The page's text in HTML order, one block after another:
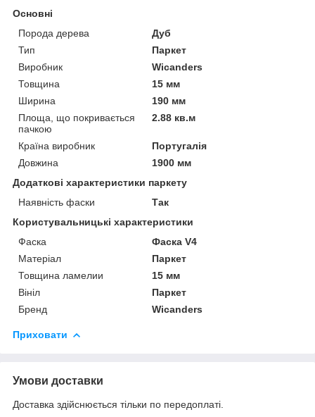
Основні
Порода дерева
Дуб
Тип
Паркет
Виробник
Wicanders
Товщина
15 мм
Ширина
190 мм
Площа, що покривається
пачкою
2.88 кв.м
Країна виробник
Португалія
Довжина
1900 мм
Додаткові характеристики паркету
Наявність фаски
Так
Користувальницькі характеристики
Фаска
Фаска V4
Матеріал
Паркет
Товщина ламелии
15 мм
Вініл
Паркет
Бренд
Wicanders
Приховати
Умови доставки
Доставка здійснюється тільки по передоплаті.